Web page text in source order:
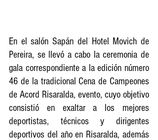
En el salón Sapán del Hotel Movich de
Pereira, se llevó a cabo la ceremonia de
gala correspondiente a la edición número
46 de la tradicional Cena de Campeones
de Acord Risaralda, evento, cuyo objetivo
consistió en exaltar a los mejores
deportistas, técnicos y dirigentes
deportivos del año en Risaralda, además